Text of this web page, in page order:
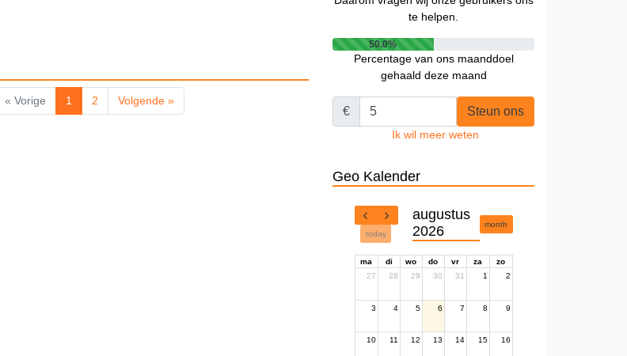
« Vorige 1 2 Volgende »
te helpen.
50.0%
Percentage van ons maanddoel
gehaald deze maand
€ Steun ons
Ik wil meer weten
Geo Kalender
today
augustus
2026
month
ma di wo do vr za
zo
27
28 29 30 31 1 2
3 4 5 6 7 8 9
10 11 12 13 14 15 16